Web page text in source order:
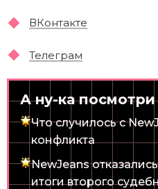
ВКонтакте
Телеграм
А ну-ка
Что случилось с
конфликта
NewJeans
итоги второго